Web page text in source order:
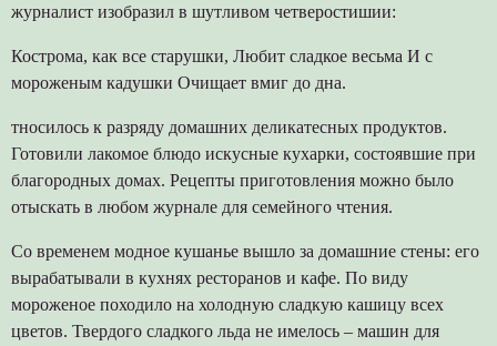
журналист изобразил в шутливом четверостишии:
Кострома, как все старушки, Любит сладкое весьма И с
мороженым кадушки Очищает вмиг до дна.
тносилось к разряду домашних деликатесных продуктов.
Готовили лакомое блюдо искусные кухарки, состоявшие при
благородных домах. Рецепты приготовления можно было
отыскать в любом журнале для семейного чтения.
Со временем модное кушанье вышло за домашние стены: его
вырабатывали в кухнях ресторанов и кафе. По виду
мороженое походило на холодную сладкую кашицу всех
цветов. Твердого сладкого льда не имелось – машин для